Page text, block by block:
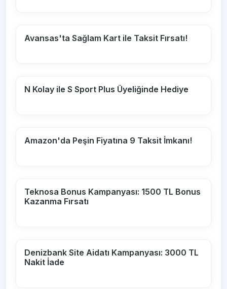
Avansas'ta Sağlam Kart ile Taksit Fırsatı!
N Kolay ile S Sport Plus Üyeliğinde Hediye
Amazon'da Peşin Fiyatına 9 Taksit İmkanı!
Teknosa Bonus Kampanyası: 1500 TL Bonus
Kazanma Fırsatı
Denizbank Site Aidatı Kampanyası: 3000 TL
Nakit İade